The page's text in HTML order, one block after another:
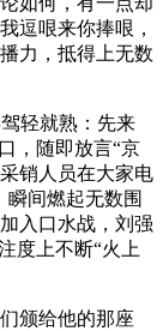
逗哏来你捧哏，
力，抵得上无数
轻就熟：先来
，随即放言“京
销人员在大家电
瞬间燃起无数围
入口水战，刘强
度上不断“火上
颁给他的那座